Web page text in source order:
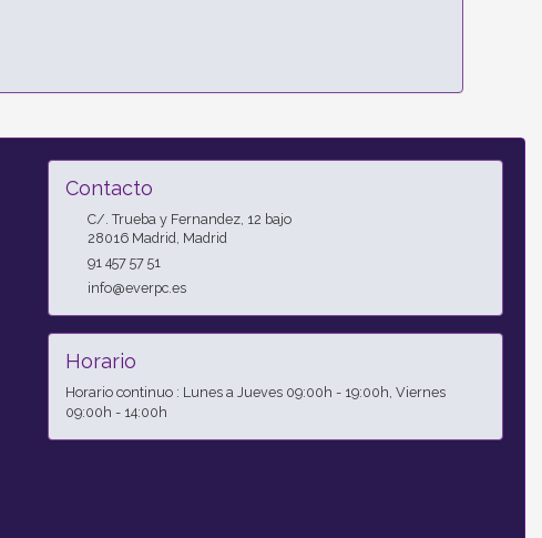
Contacto
C/. Trueba y Fernandez, 12 bajo
28016 Madrid, Madrid
91 457 57 51
info@everpc.es
Horario
Horario continuo : Lunes a Jueves 09:00h - 19:00h, Viernes
09:00h - 14:00h